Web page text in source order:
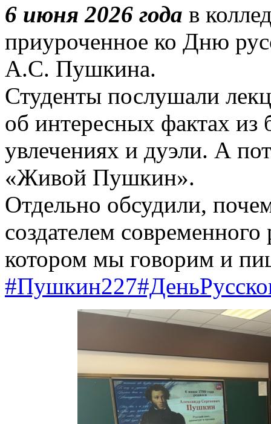
6 июня 2026 года в
приуроченное ко Дню
А.С. Пушкина.
Студенты послушали
об интересных фактах из
увлечениях и дуэли. А
«Живой Пушкин».
Отдельно обсудили,
создателем
котором мы говорим и
#Пушкин227